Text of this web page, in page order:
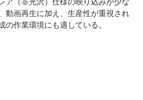
ア（非光沢）仕様の映り込みが少な
動画再生に加え、生産性が重視され
の作業環境にも適している。